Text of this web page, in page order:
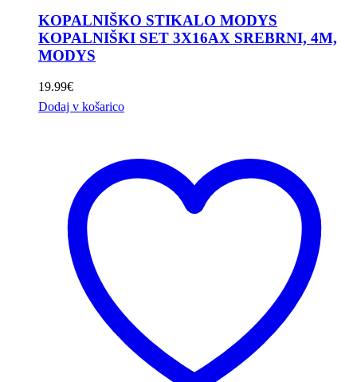
KOPALNIŠKO STIKALO MODYS
KOPALNIŠKI SET 3X16AX SREBRNI, 4M,
MODYS
19.99€
Dodaj v košarico